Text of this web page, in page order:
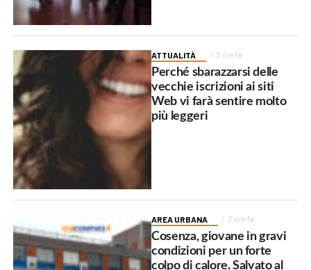
ATTUALITÀ 2 ore fa
Perché sbarazzarsi delle
vecchie iscrizioni ai siti
Web vi farà sentire molto
più leggeri
AREA URBANA 2 ore fa
Cosenza, giovane in gravi
condizioni per un forte
colpo di calore. Salvato al